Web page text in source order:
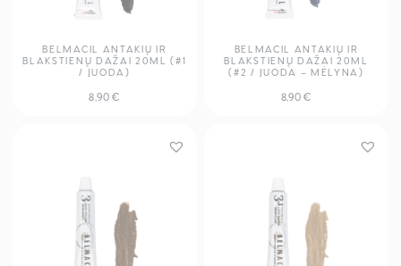
BELMACIL ANTAKIŲ IR
BLAKSTIENŲ DAŽAI 20ML (#1
/ JUODA)
8,90€
BELMACIL ANTAKIŲ IR
BLAKSTIENŲ DAŽAI 20ML
(#2 / JUODA – MĖLYNA)
8,90€